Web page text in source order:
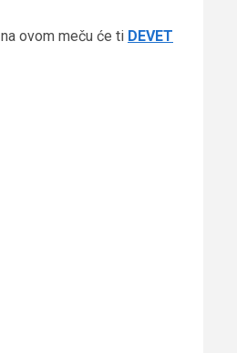
ovom meču će ti DEVET